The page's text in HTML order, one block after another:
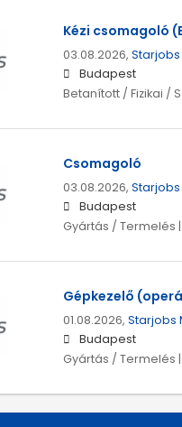
Kézi csomagoló
03.08.2026,
Budapest
Betanított / Fizikai /
Csomagoló
03.08.2026,
Budapest
Gyártás / Termelés
Gépkezelő
01.08.2026, Starjobs
Budapest
Gyártás / Termelés